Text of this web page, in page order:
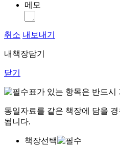
메모
취소 내보내기
내책장담기
닫기
표가 있는 항목은 반드시
동일자료를 같은 책장에 담을
됩니다.
책장선택